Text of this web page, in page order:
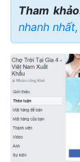
Tham
nhanh